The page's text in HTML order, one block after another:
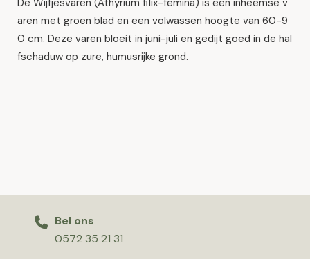
De Wijfjesvaren (Athyrium filix-femina) is een inheemse v
aren met groen blad en een volwassen hoogte van 60-9
0 cm. Deze varen bloeit in juni-juli en gedijt goed in de hal
fschaduw op zure, humusrijke grond.
Bel ons
0572 35 21 31